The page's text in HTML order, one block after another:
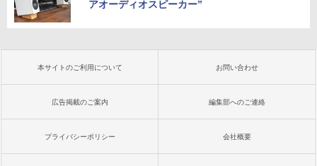
アオーディオスピーカー”
本サイトのご利用について お問い合わせ
広告掲載のご案内 編集部へのご連絡
プライバシーポリシー 会社概要